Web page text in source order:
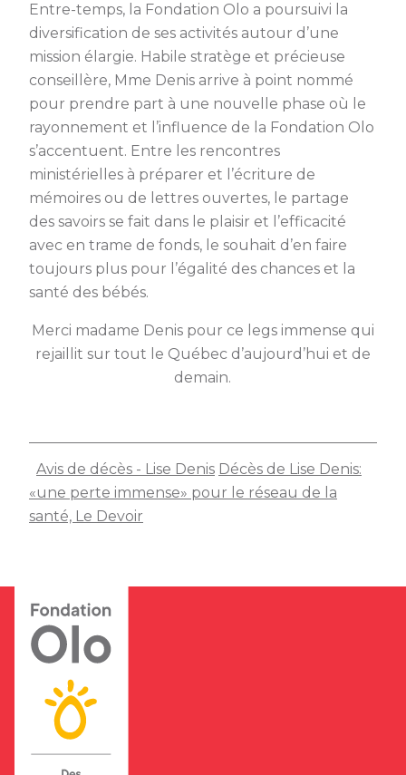
Entre-temps, la Fondation Olo a poursuivi la
diversification de ses activités autour d’une
mission élargie. Habile stratège et précieuse
conseillère, Mme Denis arrive à point nommé
pour prendre part à une nouvelle phase où le
rayonnement et l’influence de la Fondation Olo
s’accentuent. Entre les rencontres
ministérielles à préparer et l’écriture de
mémoires ou de lettres ouvertes, le partage
des savoirs se fait dans le plaisir et l’efficacité
avec en trame de fonds, le souhait d’en faire
toujours plus pour l’égalité des chances et la
santé des bébés.
Merci madame Denis pour ce legs immense qui
rejaillit sur tout le Québec d’aujourd’hui et de
demain.
Avis de décès - Lise Denis Décès de Lise Denis:
«une perte immense» pour le réseau de la
santé, Le Devoir